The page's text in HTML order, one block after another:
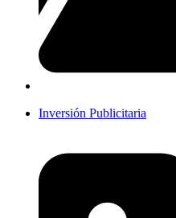
Inversión Publicitaria